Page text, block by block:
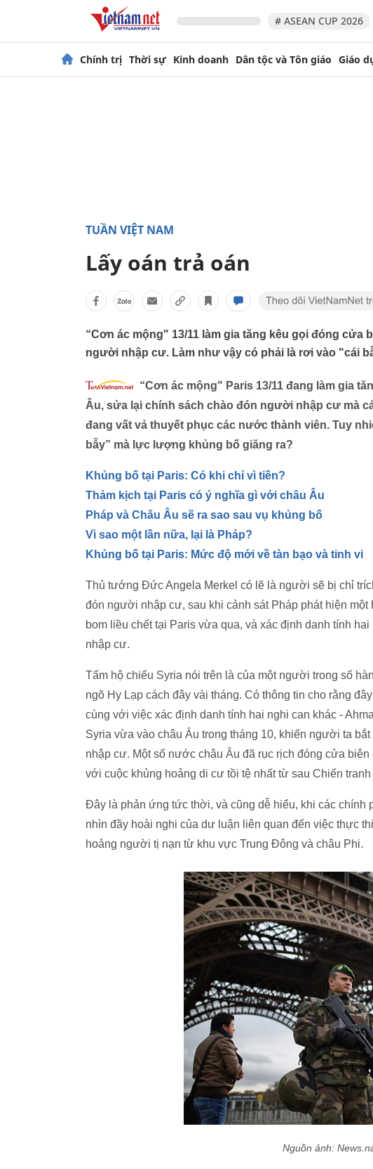
# ASEAN CUP 2026
Chính trị Thời sự Kinh doanh Dân tộc và Tôn giáo Giáo
TUẦN VIỆT NAM
Lấy oán trả oán
“Cơn ác mộng" 13/11 làm gia tăng kêu gọi đóng
người nhập cư. Làm như vậy có phải là rơi vào "cái
“Cơn ác mộng" Paris 13/11 đang làm gia
Âu, sửa lại chính sách chào đón người nhập cư mà
đang vất vả thuyết phục các nước thành viên. Tuy
bẫy” mà lực lượng khủng bố giăng ra?
Khủng bố tại Paris: Có khi chỉ vì tiền?
Thảm kịch tại Paris có ý nghĩa gì với châu Âu
Pháp và Châu Âu sẽ ra sao sau vụ khủng bố
Vì sao một lần nữa, lại là Pháp?
Khủng bố tại Paris: Mức độ mới về tàn bạo và tinh vi
Thủ tướng Đức Angela Merkel có lẽ là người sẽ bị chỉ
đón người nhập cư, sau khi cảnh sát Pháp phát hiện
bom liều chết tại Paris vừa qua, và xác định danh tính
nhập cư.
Tấm hộ chiếu Syria nói trên là của một người trong số
ngõ Hy Lạp cách đây vài tháng. Có thông tin cho rằng
cùng với việc xác định danh tính hai nghi can khác -
Syria vừa vào châu Âu trong tháng 10, khiến người ta
nhập cư. Một số nước châu Âu đã rục rịch đóng cửa
với cuộc khủng hoảng di cư tồi tệ nhất từ sau Chiến
Đây là phản ứng tức thời, và cũng dễ hiểu, khi các chính
nhìn đầy hoài nghi của dư luận liên quan đến việc thực
hoảng người tị nạn từ khu vực Trung Đông và châu Phi.
Nguồn ảnh: